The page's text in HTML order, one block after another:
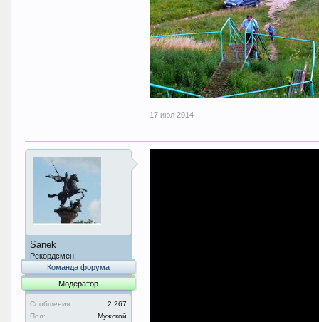
17 июл 2014
Sanek
Рекордсмен
Команда форума
Модератор
Сообщения:
2.267
Пол:
Мужской